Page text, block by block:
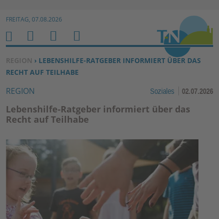
Zum Inhalt springen ↓
FREITAG, 07.08.2026
SIE BEFINDEN SICH HIER:
REGION › LEBENSHILFE-RATGEBER INFORMIERT ÜBER DAS
RECHT AUF TEILHABE
REGION Soziales 02.07.2026
Lebenshilfe-Ratgeber informiert über das
Recht auf Teilhabe
H
O
M
E
M
E
N
U
S
U
C
N
B
E
N
Z
E
U
N
K
TI
O